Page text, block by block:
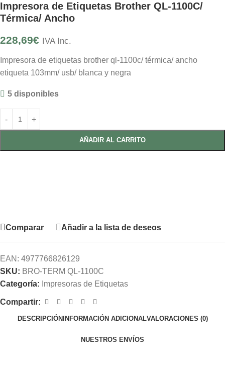
Impresora de Etiquetas Brother QL-1100C/
Térmica/ Ancho
228,69€ IVA Inc.
Impresora de etiquetas brother ql-1100c/ térmica/ ancho
etiqueta 103mm/ usb/ blanca y negra
5 disponibles
AÑADIR AL CARRITO
Comparar Añadir a la lista de deseos
EAN: 4977766826129
SKU: BRO-TERM QL-1100C
Categoría: Impresoras de Etiquetas
Compartir:
DESCRIPCIÓN INFORMACIÓN ADICIONALVALORACIONES (0)
NUESTROS ENVÍOS